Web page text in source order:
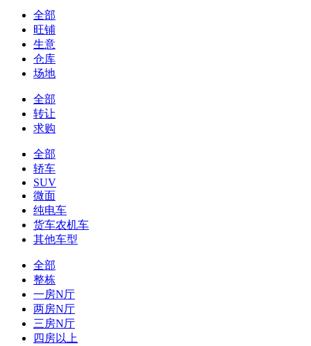
全部
旺铺
生意
仓库
场地
全部
转让
求购
全部
轿车
SUV
微面
纯电车
货车农机车
其他车型
全部
整栋
一房N厅
两房N厅
三房N厅
四房以上